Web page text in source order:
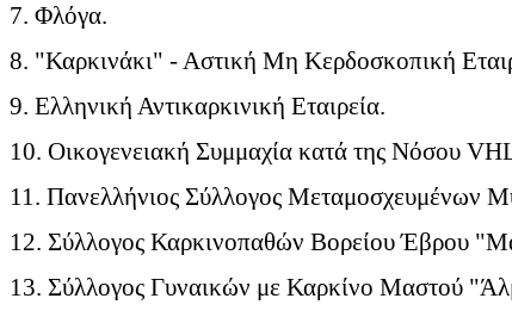
7. Φλόγα.
8. "Καρκινάκι" - Αστική Μη Κερδοσκοπική
9. Ελληνική Αντικαρκινική Εταιρεία.
10. Οικογενειακή Συμμαχία κατά της Νόσου
11. Πανελλήνιος Σύλλογος Μεταμοσχευμένων
12. Σύλλογος Καρκινοπαθών Βορείου Έβρου
13. Σύλλογος Γυναικών με Καρκίνο Μαστού